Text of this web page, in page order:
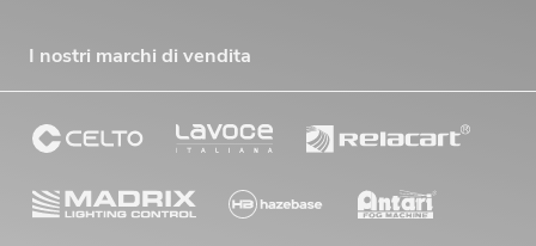
I nostri marchi di vendita